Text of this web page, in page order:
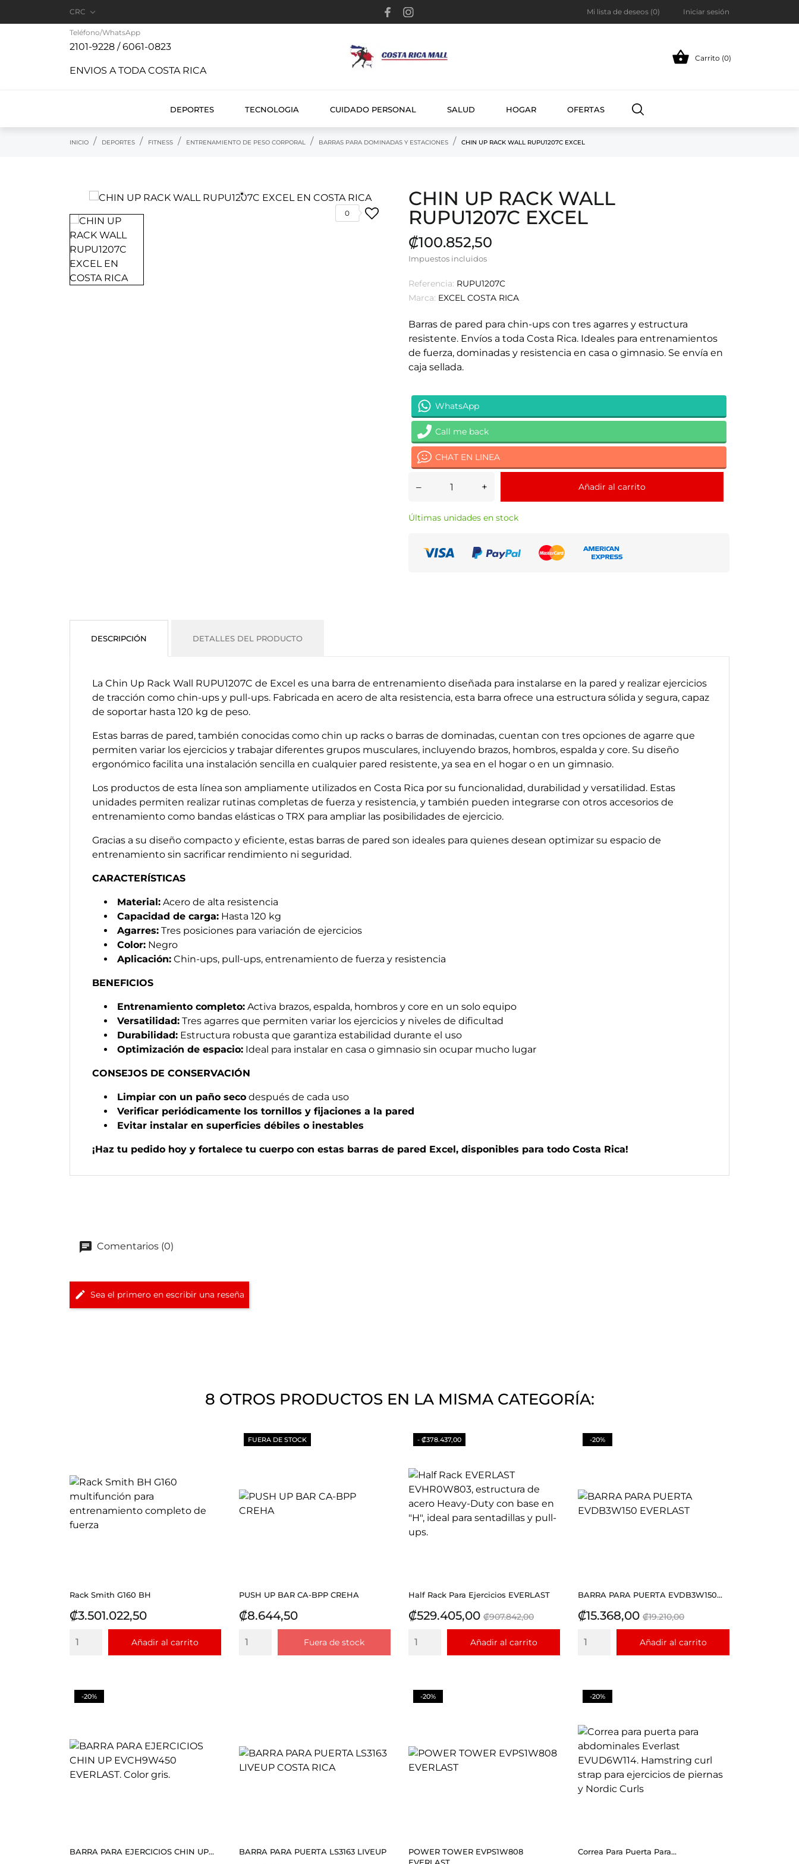
CRC  Mi lista de deseos (0) Iniciar sesión
Teléfono/WhatsApp
2101-9228 / 6061-0823
ENVIOS A TODA COSTA RICA
 Carrito (0)
DEPORTES TECNOLOGIA CUIDADO PERSONAL SALUD HOGAR OFERTAS
INICIO DEPORTES FITNESS ENTRENAMIENTO DE PESO CORPORAL BARRAS PARA DOMINADAS Y ESTACIONES CHIN UP RACK WALL RUPU1207C EXCEL
0
CHIN UP RACK WALL
RUPU1207C EXCEL
₡100.852,50
Impuestos incluidos
Referencia: RUPU1207C
Marca: EXCEL COSTA RICA
Barras de pared para chin-ups con tres agarres y estructura
resistente. Envíos a toda Costa Rica. Ideales para entrenamientos
de fuerza, dominadas y resistencia en casa o gimnasio. Se envía en
caja sellada.
WhatsApp
Call me back
CHAT EN LINEA
– + Añadir al carrito
Últimas unidades en stock
DESCRIPCIÓN DETALLES DEL PRODUCTO
La Chin Up Rack Wall RUPU1207C de Excel es una barra de entrenamiento diseñada para instalarse en la pared y realizar ejercicios
de tracción como chin-ups y pull-ups. Fabricada en acero de alta resistencia, esta barra ofrece una estructura sólida y segura, capaz
de soportar hasta 120 kg de peso.
Estas barras de pared, también conocidas como chin up racks o barras de dominadas, cuentan con tres opciones de agarre que
permiten variar los ejercicios y trabajar diferentes grupos musculares, incluyendo brazos, hombros, espalda y core. Su diseño
ergonómico facilita una instalación sencilla en cualquier pared resistente, ya sea en el hogar o en un gimnasio.
Los productos de esta línea son ampliamente utilizados en Costa Rica por su funcionalidad, durabilidad y versatilidad. Estas
unidades permiten realizar rutinas completas de fuerza y resistencia, y también pueden integrarse con otros accesorios de
entrenamiento como bandas elásticas o TRX para ampliar las posibilidades de ejercicio.
Gracias a su diseño compacto y eficiente, estas barras de pared son ideales para quienes desean optimizar su espacio de
entrenamiento sin sacrificar rendimiento ni seguridad.
CARACTERÍSTICAS
Material: Acero de alta resistencia
Capacidad de carga: Hasta 120 kg
Agarres: Tres posiciones para variación de ejercicios
Color: Negro
Aplicación: Chin-ups, pull-ups, entrenamiento de fuerza y resistencia
BENEFICIOS
Entrenamiento completo: Activa brazos, espalda, hombros y core en un solo equipo
Versatilidad: Tres agarres que permiten variar los ejercicios y niveles de dificultad
Durabilidad: Estructura robusta que garantiza estabilidad durante el uso
Optimización de espacio: Ideal para instalar en casa o gimnasio sin ocupar mucho lugar
CONSEJOS DE CONSERVACIÓN
Limpiar con un paño seco después de cada uso
Verificar periódicamente los tornillos y fijaciones a la pared
Evitar instalar en superficies débiles o inestables
¡Haz tu pedido hoy y fortalece tu cuerpo con estas barras de pared Excel, disponibles para todo Costa Rica!
Comentarios (0)
Sea el primero en escribir una reseña
8 OTROS PRODUCTOS EN LA MISMA CATEGORÍA:
Rack Smith G160 BH
Precio
₡3.501.022,50
Añadir al carrito
PUSH UP BAR CA-BPP CREHA
Precio
₡8.644,50
Fuera de stock
FUERA DE STOCK
Half Rack Para Ejercicios EVERLAST
Precio
₡529.405,00 Precio
base
₡907.842,00
Añadir al carrito
- ₡378.437,00
BARRA PARA PUERTA EVDB3W150...
Precio
₡15.368,00 Precio
base
₡19.210,00
Añadir al carrito
-20%
BARRA PARA EJERCICIOS CHIN UP...
-20%
BARRA PARA PUERTA LS3163 LIVEUP
POWER TOWER EVPS1W808
-20%
Correa Para Puerta Para...
-20%